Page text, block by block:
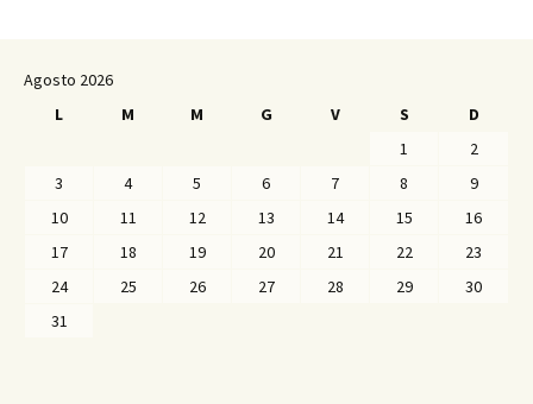
Agosto 2026
L
M M G V S
D
1
2
3
4 5 6 7 8
9
10
11 12 13 14 15
16
17
18 19 20 21 22
23
24
25 26 27 28 29
30
31